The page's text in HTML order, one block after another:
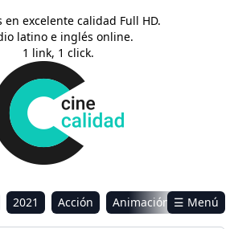
en excelente calidad Full HD.
latino e inglés online.
1 link, 1 click.
2021 Acción
Animación ☰ Menú